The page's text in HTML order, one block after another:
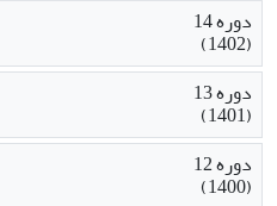
دوره 14
(1402)
دوره 13
(1401)
دوره 12
(1400)